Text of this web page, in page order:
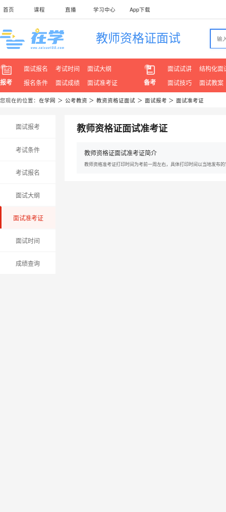
首页 课程 直播 学习中心 App下载
教师资格证面试
报考
面试报名
报名条件
考试时间
面试成绩
面试大纲
面试准考证
备考
面试试讲
面试技巧
结构化面
面试教案
您现在的位置： 在学网 ＞ 公考教资 ＞ 教资资格证面试 ＞ 面试报考 ＞ 面试准考证
面试报考
考试条件
考试报名
面试大纲
面试准考证
面试时间
成绩查询
教师资格证面试准考证
教师资格证面试准考证简介
教师资格准考证打印时间为考前一周左右，具体打印时间以当地发布